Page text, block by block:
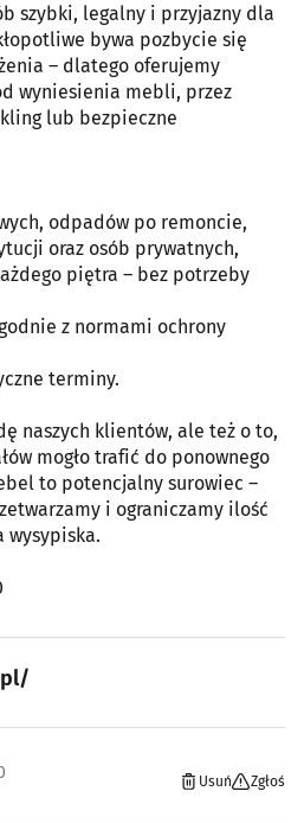
szybki, legalny i przyjazny dla
bywa pozbycie się
– dlatego oferujemy
wyniesienia mebli, przez
lub bezpieczne
odpadów po remoncie,
oraz osób prywatnych,
piętra – bez potrzeby
z normami ochrony
terminy.
naszych klientów, ale też o to,
mogło trafić do ponownego
to potencjalny surowiec –
i ograniczamy ilość
wysypiska.
Usuń Zgłoś